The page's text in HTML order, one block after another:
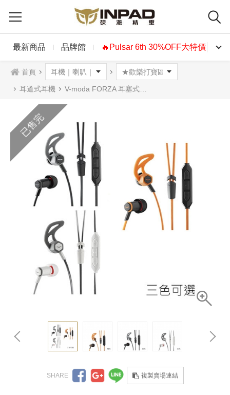
最新商品 品牌館 🔥Pulsar 6th 30%OFF大特價🔥
首頁
耳道式耳機 V-moda FORZA 耳塞式耳機 IOS 黑色 白色 橘色
已售完
複製賣場連結